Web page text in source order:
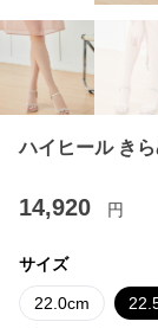
ハイヒール き
14,920 円
サイズ
22.0cm